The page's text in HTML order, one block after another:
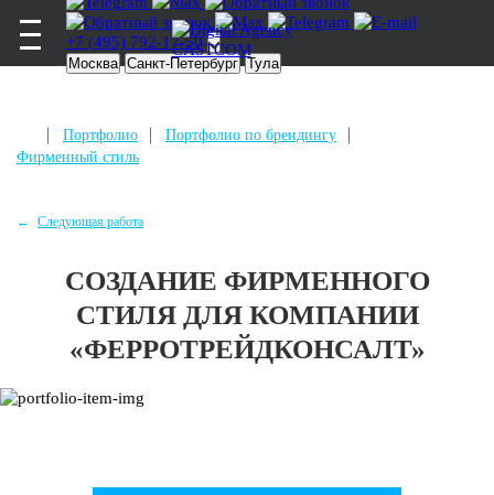
+7 (495) 792-17-50
Москва Санкт-Петербург Тула
Портфолио
Портфолио по брендингу
Фирменный стиль
Следующая работа
СОЗДАНИЕ ФИРМЕННОГО
СТИЛЯ ДЛЯ КОМПАНИИ
«ФЕРРОТРЕЙДКОНСАЛТ»